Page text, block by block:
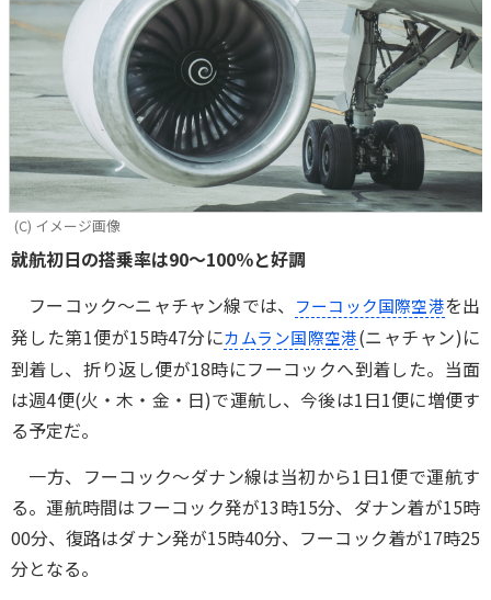
(C) イメージ画像
就航初日の搭乗率は90～100％と好調
フーコック～ニャチャン線では、 フーコック国際空港を出
発した第1便が15時47分にカムラン国際空港(ニャチャン)に
到着し、折り返し便が18時にフーコックへ到着した。当面
は週4便(火・木・金・日)で運航し、今後は1日1便に増便す
る予定だ。
一方、フーコック～ダナン線は当初から1日1便で運航す
る。運航時間はフーコック発が13時15分、ダナン着が15時
00分、復路はダナン発が15時40分、フーコック着が17時25
分となる。